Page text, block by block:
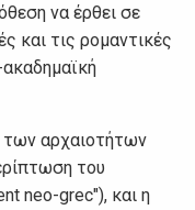
να έρθει σε
και τις ρομαντικές
των αρχαιοτήτων
του
neo-grec"), και η